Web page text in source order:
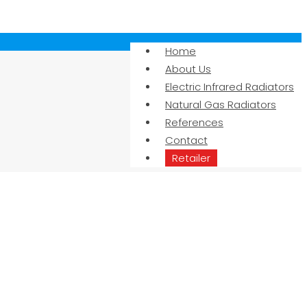
Home
About Us
Electric Infrared Radiators
Natural Gas Radiators
References
Contact
Retailer